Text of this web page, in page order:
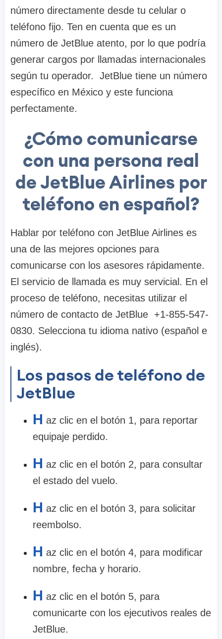
número directamente desde tu celular o
teléfono fijo. Ten en cuenta que es un
número de JetBlue atento, por lo que podría
generar cargos por llamadas internacionales
según tu operador. JetBlue tiene un número
específico en México y este funciona
perfectamente.
¿Cómo comunicarse
con una persona real
de JetBlue Airlines por
teléfono en español?
Hablar por teléfono con JetBlue Airlines es
una de las mejores opciones para
comunicarse con los asesores rápidamente.
El servicio de llamada es muy servicial. En el
proceso de teléfono, necesitas utilizar el
número de contacto de JetBlue +1-855-547-
0830. Selecciona tu idioma nativo (español e
inglés).
Los pasos de teléfono de
JetBlue
H az clic en el botón 1, para reportar
equipaje perdido.
H az clic en el botón 2, para consultar
el estado del vuelo.
H az clic en el botón 3, para solicitar
reembolso.
H az clic en el botón 4, para modificar
nombre, fecha y horario.
H az clic en el botón 5, para
comunicarte con los ejecutivos reales de
JetBlue.